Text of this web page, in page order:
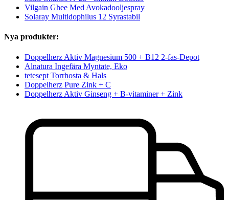
Vilgain Ghee Med Avokadooljespray
Solaray Multidophilus 12 Syrastabil
Nya produkter:
Doppelherz Aktiv Magnesium 500 + B12 2-fas-Depot
Alnatura Ingefära Myntate, Eko
tetesept Torrhosta & Hals
Doppelherz Pure Zink + C
Doppelherz Aktiv Ginseng + B-vitaminer + Zink